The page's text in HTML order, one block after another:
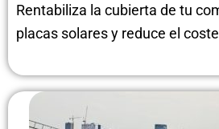
Rentabiliza la cubierta de tu
placas solares y reduce el